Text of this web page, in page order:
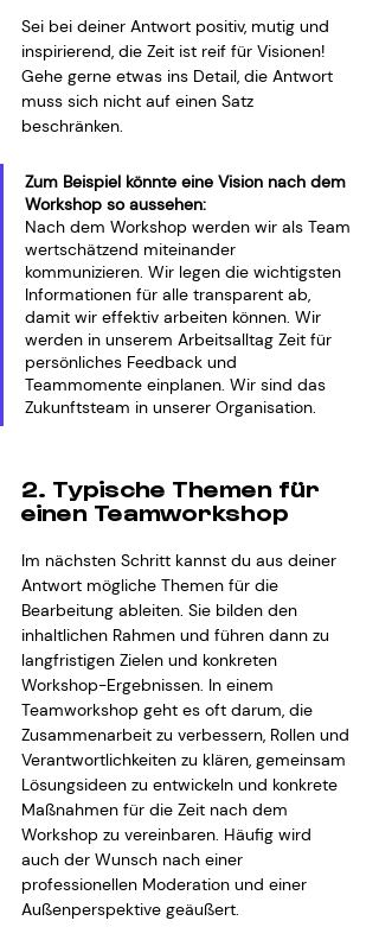
Sei bei deiner Antwort positiv, mutig und
inspirierend, die Zeit ist reif für Visionen!
Gehe gerne etwas ins Detail, die Antwort
muss sich nicht auf einen Satz
beschränken.
Zum Beispiel könnte eine Vision nach dem
Workshop so aussehen:
Nach dem Workshop werden wir als Team
wertschätzend miteinander
kommunizieren. Wir legen die wichtigsten
Informationen für alle transparent ab,
damit wir effektiv arbeiten können. Wir
werden in unserem Arbeitsalltag Zeit für
persönliches Feedback und
Teammomente einplanen. Wir sind das
Zukunftsteam in unserer Organisation.
2. Typische Themen für
einen Teamworkshop
Im nächsten Schritt kannst du aus deiner
Antwort mögliche Themen für die
Bearbeitung ableiten. Sie bilden den
inhaltlichen Rahmen und führen dann zu
langfristigen Zielen und konkreten
Workshop-Ergebnissen. In einem
Teamworkshop geht es oft darum, die
Zusammenarbeit zu verbessern, Rollen und
Verantwortlichkeiten zu klären, gemeinsam
Lösungsideen zu entwickeln und konkrete
Maßnahmen für die Zeit nach dem
Workshop zu vereinbaren. Häufig wird
auch der Wunsch nach einer
professionellen Moderation und einer
Außenperspektive geäußert.